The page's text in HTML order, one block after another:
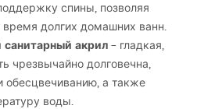
спины, позволяя
время долгих домашних ванн.
акрил – гладкая,
чрезвычайно долговечна,
обесцвечиванию, а также
воды.